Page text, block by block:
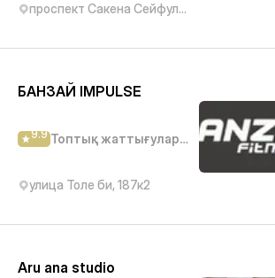
проспект Сакена Сейфуллина, 330
БАНЗАЙ IMPULSE
9.9 Топтық жаттығулар студиясы
улица Толе би, 187к2
Aru ana studio